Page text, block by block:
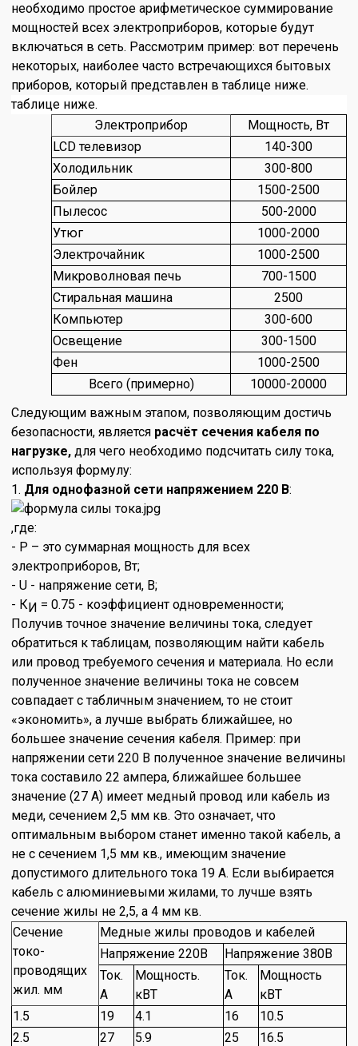
необходимо простое арифметическое суммирование
мощностей всех электроприборов, которые будут
включаться в сеть. Рассмотрим пример: вот перечень
некоторых, наиболее часто встречающихся бытовых
приборов, который представлен в таблице ниже.
таблице ниже.
Электроприбор
Мощность, Вт
LCD телевизор
140-300
Холодильник
300-800
Бойлер
1500-2500
Пылесос
500-2000
Утюг
1000-2000
Электрочайник
1000-2500
Микроволновая печь
700-1500
Стиральная машина
2500
Компьютер
300-600
Освещение
300-1500
Фен
1000-2500
Всего (примерно)
10000-20000
Следующим важным этапом, позволяющим достичь
безопасности, является расчёт сечения кабеля по
нагрузке, для чего необходимо подсчитать силу тока,
используя формулу:
1. Для однофазной сети напряжением 220 В:
,где:
- Р – это суммарная мощность для всех
электроприборов, Вт;
- U - напряжение сети, В;
- КИ = 0.75 - коэффициент одновременности;
Получив точное значение величины тока, следует
обратиться к таблицам, позволяющим найти кабель
или провод требуемого сечения и материала. Но если
полученное значение величины тока не совсем
совпадает с табличным значением, то не стоит
«экономить», а лучше выбрать ближайшее, но
большее значение сечения кабеля. Пример: при
напряжении сети 220 В полученное значение величины
тока составило 22 ампера, ближайшее большее
значение (27 А) имеет медный провод или кабель из
меди, сечением 2,5 мм кв. Это означает, что
оптимальным выбором станет именно такой кабель, а
не с сечением 1,5 мм кв., имеющим значение
допустимого длительного тока 19 А. Если выбирается
кабель с алюминиевыми жилами, то лучше взять
сечение жилы не 2,5, а 4 мм кв.
Сечение
токо-
проводящих
жил. мм
Медные жилы проводов и кабелей
Напряжение 220В
Напряжение 380В
Ток.
А
Мощность.
кВТ
Ток.
А
Мощность
кВТ
1.5
19 4.1 16
10.5
2.5
27 5.9 25 16.5